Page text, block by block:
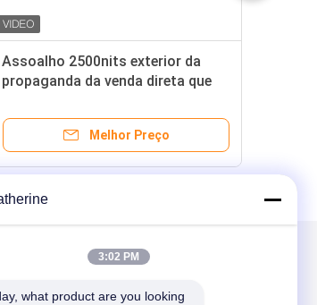
Assoalho 2500nits exterior da
propaganda da venda direta que
Melhor Preço
Envie-nos
3:02 PM
what product are you looking